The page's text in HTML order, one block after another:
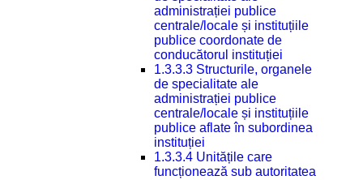
administrației publice
centrale/locale și instituțiile
publice coordonate de
conducătorul instituției
1.3.3.3 Structurile, organele
de specialitate ale
administrației publice
centrale/locale și instituțiile
publice aflate în subordinea
instituției
1.3.3.4 Unitățile care
funcționează sub autoritatea